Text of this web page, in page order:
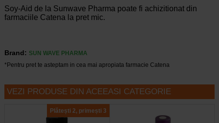
Soy-Aid de la Sunwave Pharma poate fi achizitionat din
farmaciile Catena la pret mic.
Brand: SUN WAVE PHARMA
*Pentru pret te asteptam in cea mai apropiata farmacie Catena
VEZI PRODUSE DIN ACEEASI CATEGORIE
Plătești 2, primești 3